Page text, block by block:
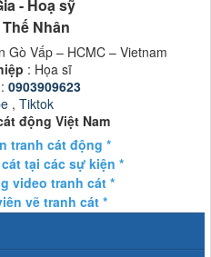
- Hoạ sỹ
Nhân
Gò Vấp – HCMC – Vietnam
: Họa sĩ
: 0903909623
, Tiktok
động Việt Nam
tranh cát động *
tại các sự kiện *
video tranh cát *
vẽ tranh cát *